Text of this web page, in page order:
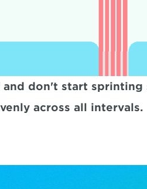
don't start sprinting
across all intervals.